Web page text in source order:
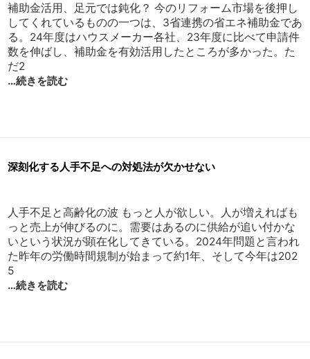
補助金活用、足元では鈍化？ 今のリフォーム市場を後押し
してくれているものの一つは、3省連携の省エネ補助金であ
る。24年度はハウスメーカー各社、23年度に比べて申請件
数を伸ばし、補助金を有効活用したところが多かった。た
だ2
…続きを読む
深刻化する人手不足への対処法が欠かせない
人手不足と高齢化の波 もっと人が欲しい。人が増えればも
っと売上が伸びるのに。需要はあるのに供給が追い付かな
いという状況が顕在化してきている。2024年問題と言われ
た昨年の労働時間規制が始まって約1年、そして今年は202
5
…続きを読む